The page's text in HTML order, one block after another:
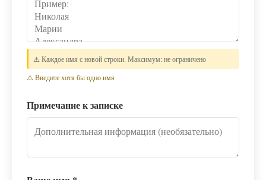
⚠️ Каждое имя с новой строки. Максимум: не ограничено
⚠️ Введите хотя бы одно имя
Примечание к записке